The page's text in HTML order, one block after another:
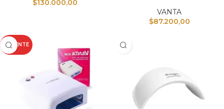
$130.000,00
VANTA
$87.200,00
CALIENTE